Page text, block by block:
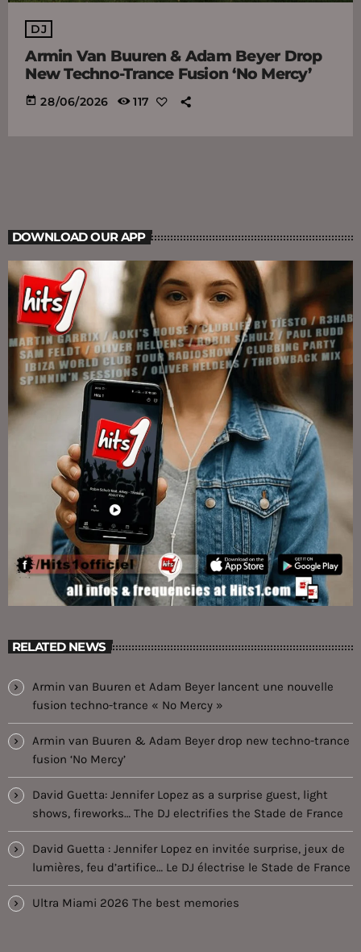
DJ
Armin Van Buuren & Adam Beyer Drop
New Techno-Trance Fusion ‘No Mercy’
today 28/06/2026 117
DOWNLOAD OUR APP
RELATED NEWS
Armin van Buuren et Adam Beyer lancent une nouvelle
fusion techno-trance « No Mercy »
Armin van Buuren & Adam Beyer drop new techno-trance
fusion ‘No Mercy’
David Guetta: Jennifer Lopez as a surprise guest, light
shows, fireworks… The DJ electrifies the Stade de France
David Guetta : Jennifer Lopez en invitée surprise, jeux de
lumières, feu d’artifice… Le DJ électrise le Stade de France
Ultra Miami 2026 The best memories